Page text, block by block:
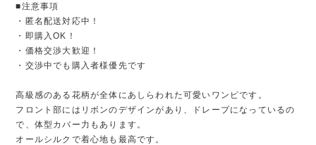
■注意事項
・匿名配送対応中！
・即購入OK！
・価格交渉大歓迎！
・交渉中でも購入者様優先です
高級感のある花柄が全体にあしらわれた可愛いワンピです。
フロント部にはリボンのデザインがあり、ドレープになっているの
で、体型カバー力もあります。
オールシルクで着心地も最高です。